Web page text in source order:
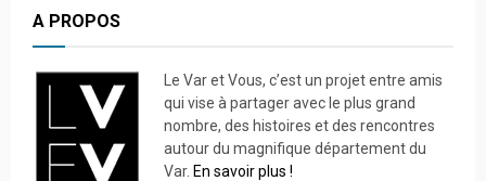
A PROPOS
Le Var et Vous, c’est un projet entre amis
qui vise à partager avec le plus grand
nombre, des histoires et des rencontres
autour du magnifique département du
Var. En savoir plus !